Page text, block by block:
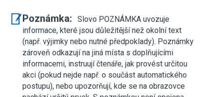
Poznámka:
Slovo POZNÁMKA uvozuje
informace, které jsou důležitější než okolní text
(např. výjimky nebo nutné předpoklady). Poznámky
zároveň odkazují na jiná místa s doplňujícími
informacemi, instruují čtenáře, jak provést určitou
akci (pokud nejde např. o součást automatického
postupu), nebo upozorňují, kde se na obrazovce